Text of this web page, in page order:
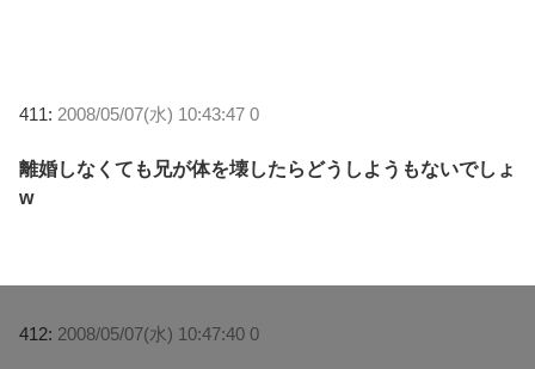
411: 2008/05/07(水) 10:43:47 0
離婚しなくても兄が体を壊したらどうしようもないでしょ
w
412: 2008/05/07(水) 10:47:40 0